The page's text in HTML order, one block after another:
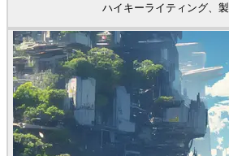
ハイキーライティング、